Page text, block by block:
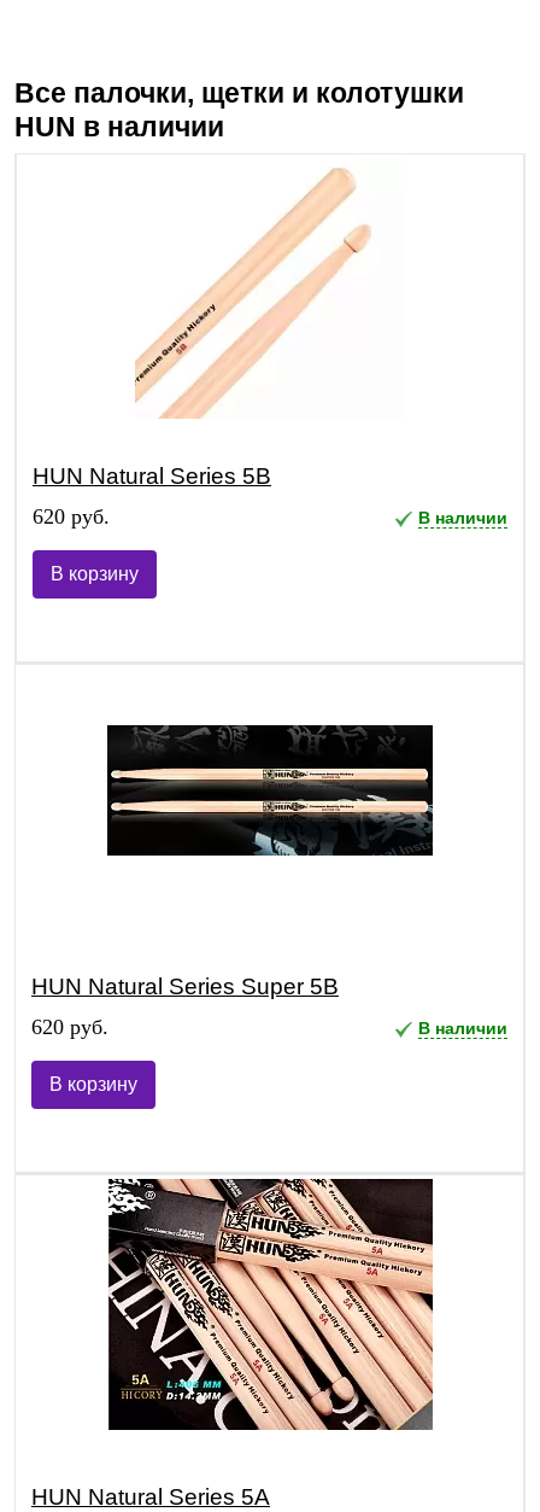
Все палочки, щетки и колотушки
HUN в наличии
HUN Natural Series 5B
620 руб. В наличии
В корзину
HUN Natural Series Super 5B
620 руб. В наличии
В корзину
HUN Natural Series 5A